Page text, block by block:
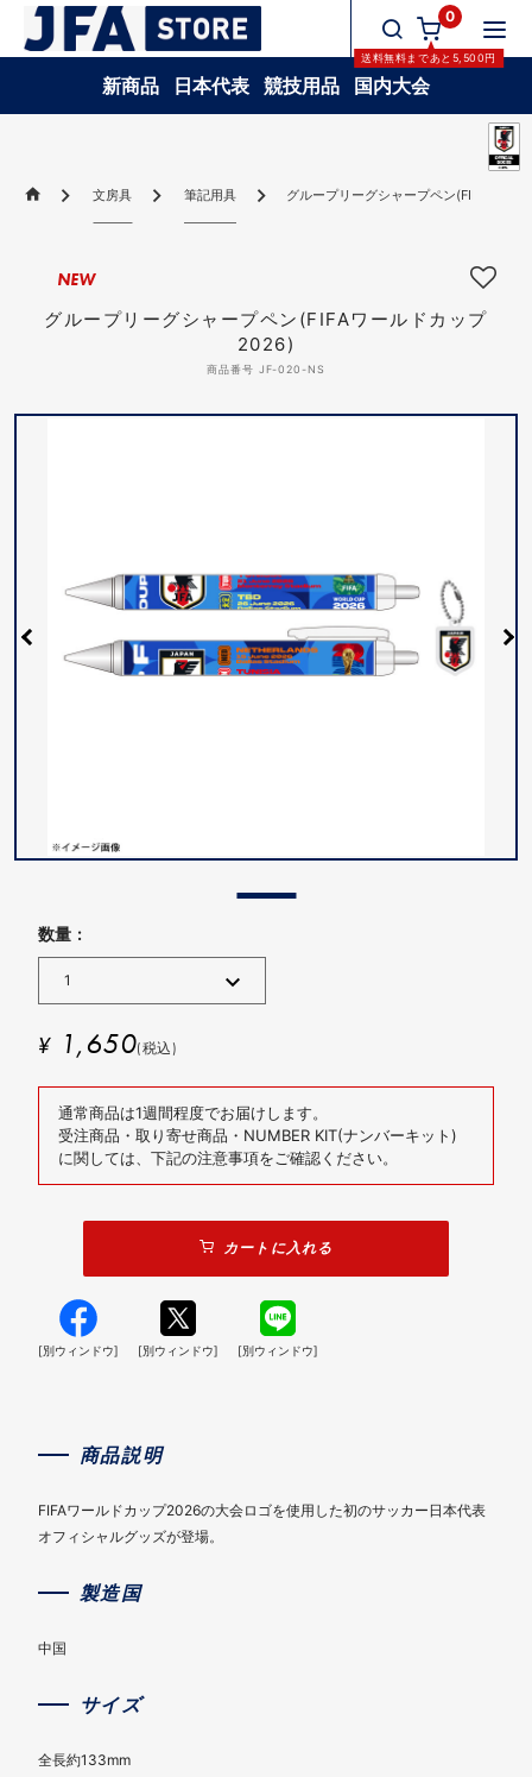
0
送料無料まであと 5,500円
新商品 日本代表 競技用品 国内大会
文房具 筆記用具 グループリーグシャープペン(FIFAワー
グループリーグシャープペン(FIFAワールドカップ
2026)
商品番号 JF-020-NS
NEW
数量 :
¥ 1,650(税込)
通常商品は1週間程度でお届けします。
受注商品・取り寄せ商品・NUMBER KIT(ナンバーキット)
に関しては、下記の注意事項をご確認ください。
カートに入れる
[別ウィンドウ] [別ウィンドウ] [別ウィンドウ]
商品説明
FIFAワールドカップ2026の大会ロゴを使用した初のサッカー日本代表
オフィシャルグッズが登場。
製造国
中国
サイズ
全長約133mm